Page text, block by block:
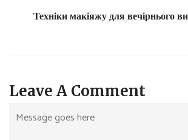
Техніки макіяжу для вечірнього
Leave A Comment